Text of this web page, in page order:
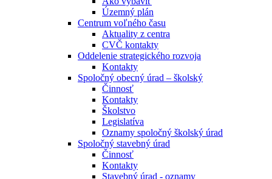
Územný plán
Centrum voľného času
Aktuality z centra
CVČ kontakty
Oddelenie strategického rozvoja
Kontakty
Spoločný obecný úrad – školský
Činnosť
Kontakty
Školstvo
Legislatíva
Oznamy spoločný školský úrad
Spoločný stavebný úrad
Činnosť
Kontakty
Stavebný úrad - oznamy